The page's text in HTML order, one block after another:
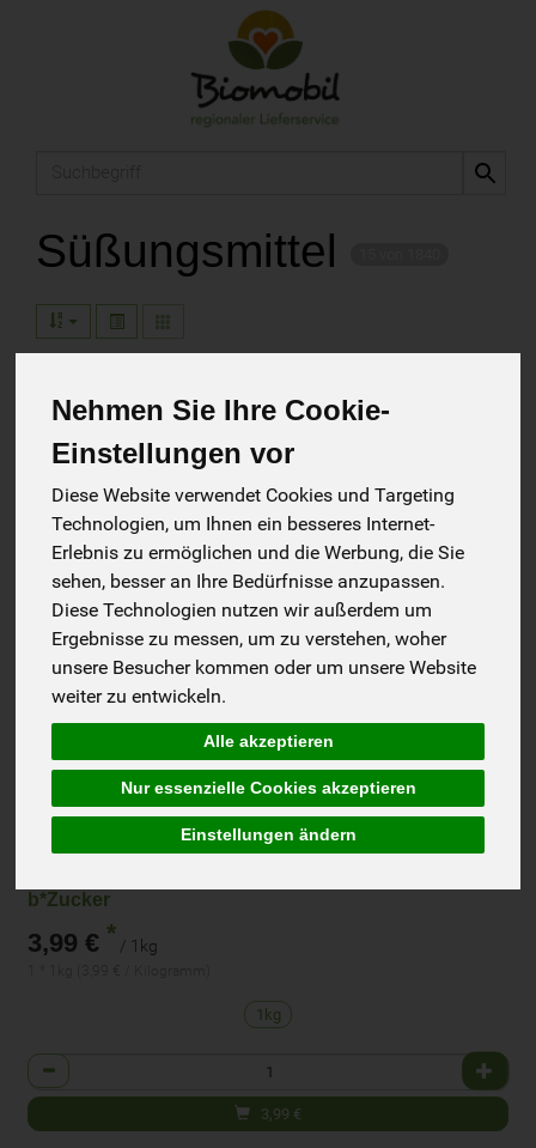
Nehmen Sie Ihre Cookie-
Einstellungen vor
Diese Website verwendet Cookies und Targeting
Technologien, um Ihnen ein besseres Internet-
Erlebnis zu ermöglichen und die Werbung, die Sie
sehen, besser an Ihre Bedürfnisse anzupassen.
Diese Technologien nutzen wir außerdem um
Ergebnisse zu messen, um zu verstehen, woher
unsere Besucher kommen oder um unsere Website
weiter zu entwickeln.
Alle akzeptieren
Nur essenzielle Cookies akzeptieren
Einstellungen ändern
Süßungsmittel
b*Zucker
3,99 € * / 1kg
1kg
Anzahl
3,99 €